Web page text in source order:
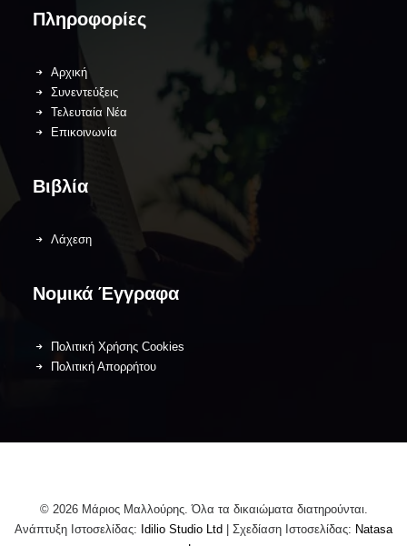
Πληροφορίες
Αρχική
Συνεντεύξεις
Τελευταία Νέα
Επικοινωνία
Βιβλία
Λάχεση
Νομικά Έγγραφα
Πολιτική Χρήσης Cookies
Πολιτική Απορρήτου
© 2026 Μάριος Μαλλούρης. Όλα τα δικαιώματα διατηρούνται.
Ανάπτυξη Ιστοσελίδας: Idilio Studio Ltd | Σχεδίαση Ιστοσελίδας: Natasa